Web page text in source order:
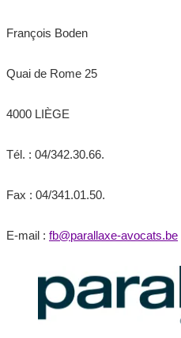
François Boden
Quai de Rome 25
4000 LIÈGE
Tél. : 04/342.30.66.
Fax : 04/341.01.50.
E-mail : fb@parallaxe-avocats.be